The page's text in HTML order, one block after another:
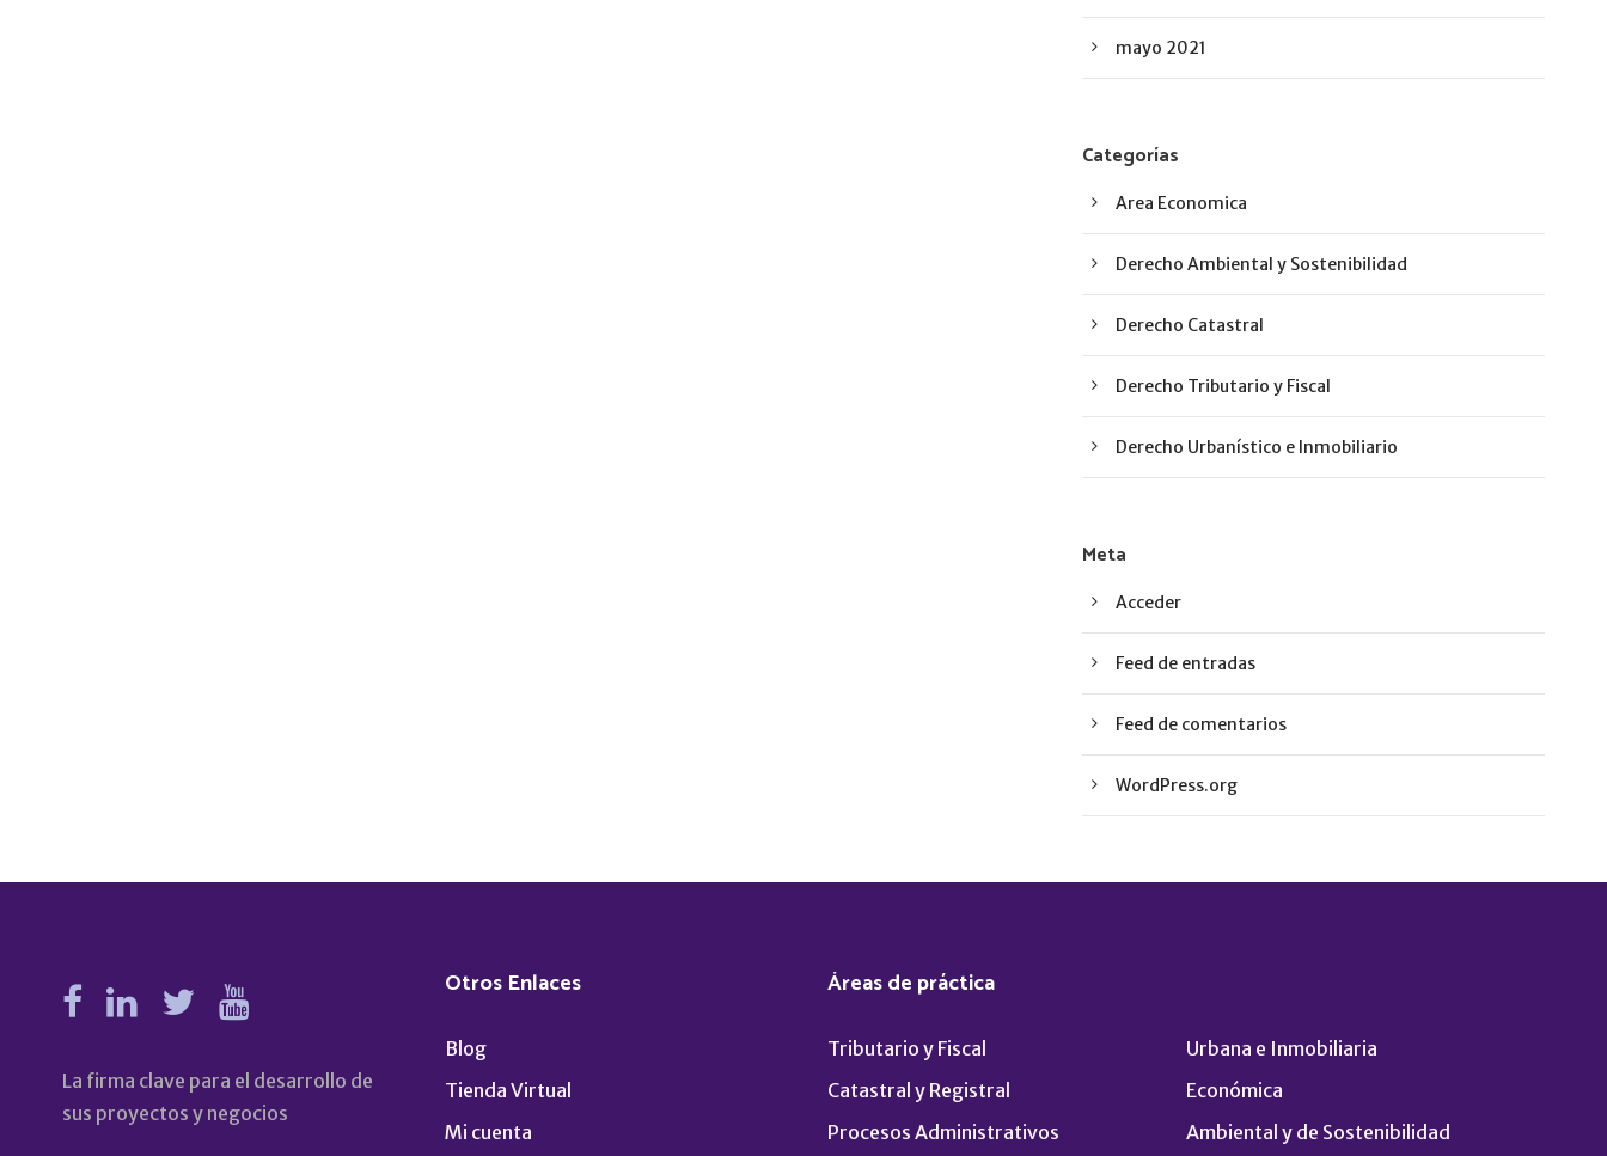
mayo 2021
Categorías
Area Economica
Derecho Ambiental y Sostenibilidad
Derecho Catastral
Derecho Tributario y Fiscal
Derecho Urbanístico e Inmobiliario
Meta
Acceder
Feed de entradas
Feed de comentarios
WordPress.org
La firma clave para el desarrollo de
sus proyectos y negocios
Otros Enlaces
Blog
Tienda Virtual
Mi cuenta
Áreas de práctica
Tributario y Fiscal
Urbana e Inmobiliaria
Catastral y Registral
Económica
Procesos Administrativos
Ambiental y de Sostenibilidad